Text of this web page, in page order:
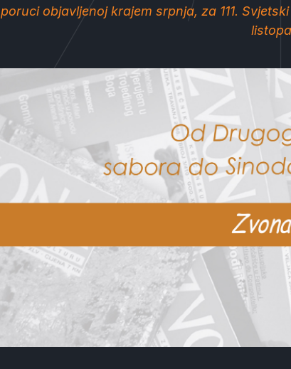
poruci objavljenoj krajem srpnja, za 111.